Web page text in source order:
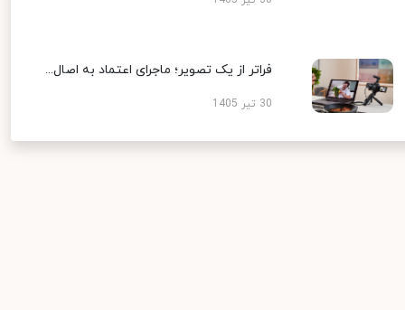
فراتر از یک تصویر؛ ماجرای اعتماد به اصال...
30 تیر 1405